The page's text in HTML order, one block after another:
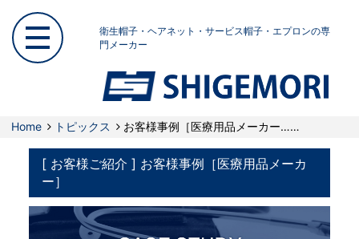
衛生帽子・ヘアネット・サービス帽子・エプロンの専
門メーカー
Home トピックス お客様事例［医療用品メーカー……
[ お客様ご紹介 ] お客様事例［医療用品メーカ
ー］